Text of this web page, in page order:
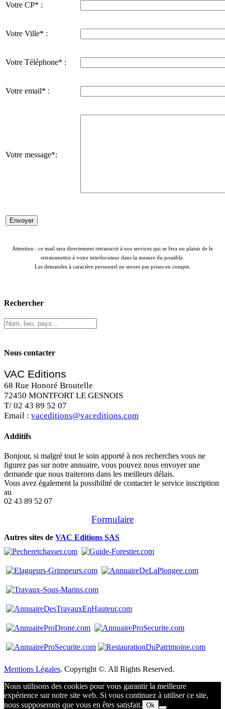
Votre CP* :
Votre Ville* :
Votre Téléphone* :
Votre email* :
Votre message*:
Attention : ce mail sera directement retranscrit à nos services qui se fera un plaisir de le
retransmettre à votre interlocuteur dans la mesure du possible.
Les demandes à caractère personnel ne seront pas prises en compte.
Rechercher
Nous contacter
VAC Editions
68 Rue Honoré Broutelle
72450 MONTFORT LE GESNOIS
T/ 02 43 89 52 07
Email : vaceditions@vaceditions.com
Additifs
Bonjour, si malgré tout le soin apporté à nos recherches vous ne
figurez pas sur notre annuaire, vous pouvez nous envoyer une
demande que nous traiterons dans les meilleurs délais.
Vous avez également la possibilité de contacter le service inscription
au
02 43 89 52 07
Formulaire
Autres sites de VAC Editions SAS
Mentions Légales. Copyright ©. All Rights Reserved.
Nous utilisons des cookies pour vous garantir la meilleure
expérience sur notre site web. Si vous continuez à utiliser ce site,
nous supposerons que vous en êtes satisfait. Ok